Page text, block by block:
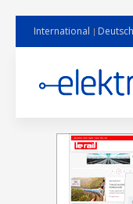
International